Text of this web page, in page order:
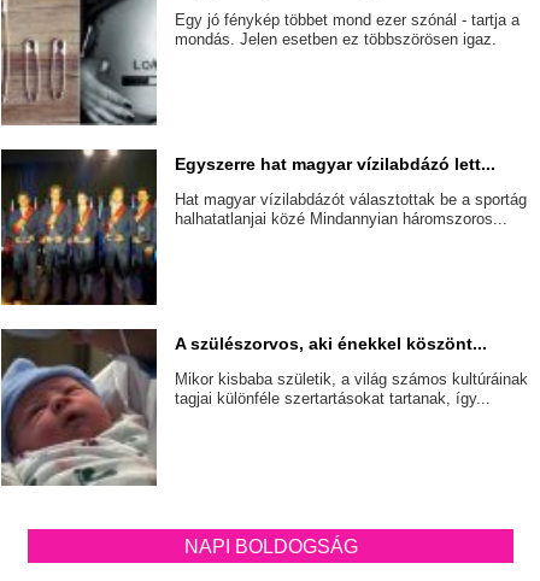
Egy jó fénykép többet mond ezer szónál - tartja a
mondás. Jelen esetben ez többszörösen igaz.
Egyszerre hat magyar vízilabdázó lett...
Hat magyar vízilabdázót választottak be a sportág
halhatatlanjai közé Mindannyian háromszoros...
A szülészorvos, aki énekkel köszönt...
Mikor kisbaba születik, a világ számos kultúráinak
tagjai különféle szertartásokat tartanak, így...
NAPI BOLDOGSÁG